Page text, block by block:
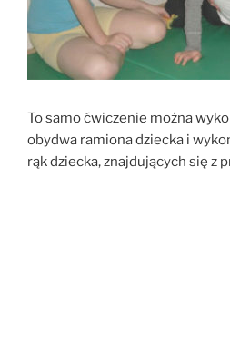
To samo ćwiczenie można
obydwa ramiona dziecka i
rąk dziecka, znajdujących się z